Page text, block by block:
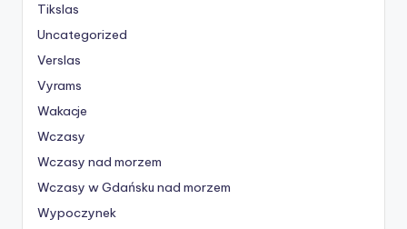
Tikslas
Uncategorized
Verslas
Vyrams
Wakacje
Wczasy
Wczasy nad morzem
Wczasy w Gdańsku nad morzem
Wypoczynek